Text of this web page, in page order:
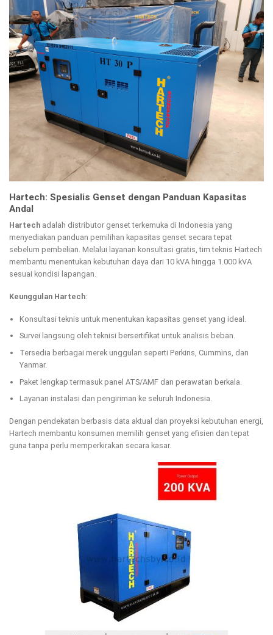
Hartech: Spesialis Genset dengan Panduan Kapasitas
Andal
Hartech adalah distributor genset terkemuka di Indonesia yang
menyediakan panduan pemilihan kapasitas genset secara tepat
sebelum pembelian. Melalui layanan konsultasi gratis, tim teknis Hartech
membantu menentukan kebutuhan daya dari 10 kVA hingga 1.000 kVA
sesuai kondisi lapangan.
Keunggulan Hartech:
Konsultasi teknis untuk menentukan kapasitas genset yang ideal.
Survei langsung oleh teknisi bersertifikat untuk analisis beban.
Tersedia berbagai merek unggulan seperti Perkins, Cummins, dan
Yanmar.
Paket lengkap termasuk panel ATS/AMF dan perawatan berkala.
Layanan instalasi dan pengiriman ke seluruh Indonesia.
Dengan pendekatan berbasis data aktual dan proyeksi kebutuhan energi,
Hartech membantu konsumen memilih genset yang efisien dan tepat
guna tanpa perlu memperkirakan secara kasar.